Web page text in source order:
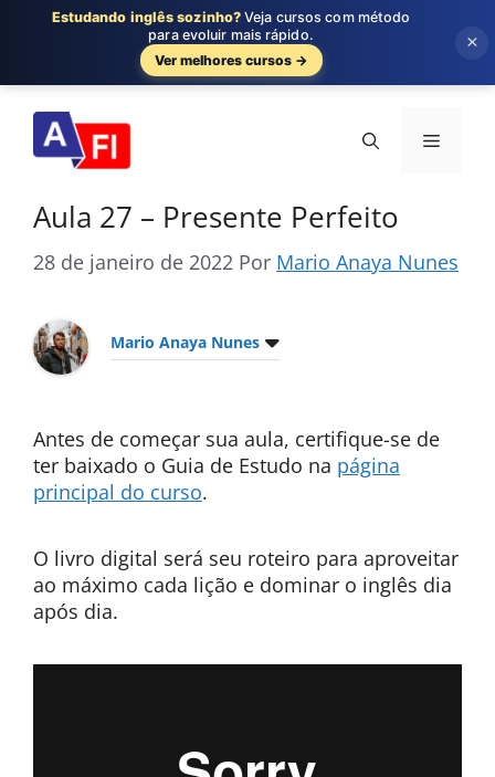
para
conteúdo
Menu
Aula 27 – Presente Perfeito
28 de janeiro de 2022 Por Mario Anaya Nunes
Mario Anaya Nunes
Antes de começar sua aula, certifique-se de
ter baixado o Guia de Estudo na página
principal do curso.
O livro digital será seu roteiro para aproveitar
ao máximo cada lição e dominar o inglês dia
após dia.
Estudando inglês sozinho? Veja cursos com método
para evoluir mais rápido.
Ver melhores cursos →
×